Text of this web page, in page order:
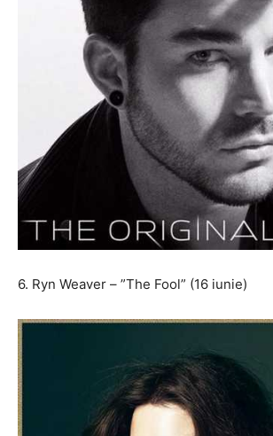
6. Ryn Weaver – ”The Fool” (16 iunie)